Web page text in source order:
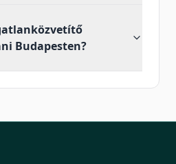
Budapesten?